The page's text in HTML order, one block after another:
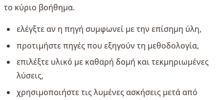
το κύριο βοήθημα.
ελέγξτε αν η πηγή συμφωνεί με την επίσημη ύλη,
προτιμήστε πηγές που εξηγούν τη μεθοδολογία,
επιλέξτε υλικό με καθαρή δομή και τεκμηριωμένες
λύσεις,
χρησιμοποιήστε τις λυμένες ασκήσεις μετά από